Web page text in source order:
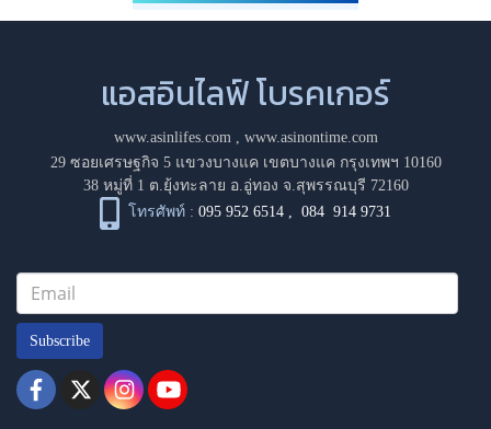
แอสอินไลฟ์ โบรคเกอร์
www.asinlifes.com, www.asinontime.com
29 ซอยเศรษฐกิจ 5 แขวงบางแค เขตบางแค กรุงเทพฯ 10160
38 หมู่ที่ 1 ต.ยุ้งทะลาย อ.อู่ทอง จ.สุพรรณบุรี 72160
โทรศัพท์ : 095 952 6514 ,084 914 9731
Subscribe